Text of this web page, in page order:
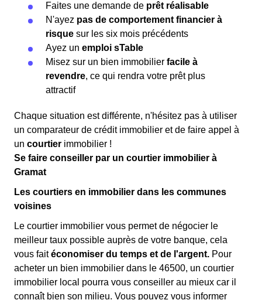
Faites une demande de prêt réalisable
N'ayez pas de comportement financier à
risque sur les six mois précédents
Ayez un emploi sTable
Misez sur un bien immobilier facile à
revendre, ce qui rendra votre prêt plus
attractif
Chaque situation est différente, n'hésitez pas à utiliser
un comparateur de crédit immobilier et de faire appel à
un courtier immobilier !
Se faire conseiller par un courtier immobilier à
Gramat
Les courtiers en immobilier dans les communes
voisines
Le courtier immobilier vous permet de négocier le
meilleur taux possible auprès de votre banque, cela
vous faitéconomiser du temps et de l'argent. Pour
acheter un bien immobilier dans le 46500, un courtier
immobilier local pourra vous conseiller au mieux car il
connaît bien son milieu. Vous pouvez vous informer